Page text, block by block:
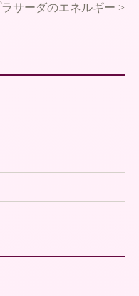
ラサーダのエネルギー >